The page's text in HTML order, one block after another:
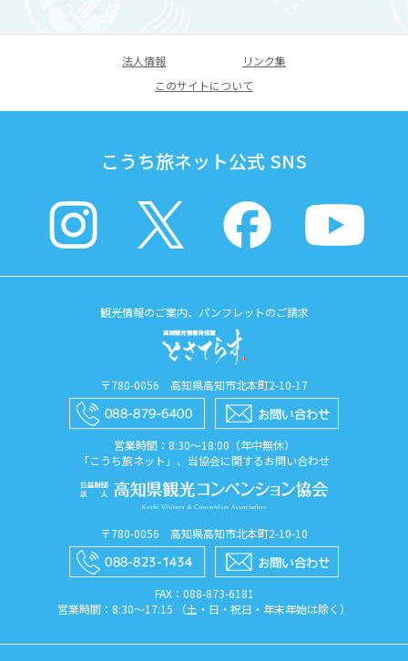
法人情報
リンク集
このサイトについて
こうち旅ネット公式 SNS
観光情報のご案内、パンフレットのご請求
〒780-0056 高知県高知市北本町2-10-17
営業時間：8:30〜18:00（年中無休）
「こうち旅ネット」、当協会に関するお問い合わせ
〒780-0056 高知県高知市北本町2-10-10
FAX：088​-873​-6181
営業時間：8:30〜17:15 （土・日・祝日・年末年始は除く）